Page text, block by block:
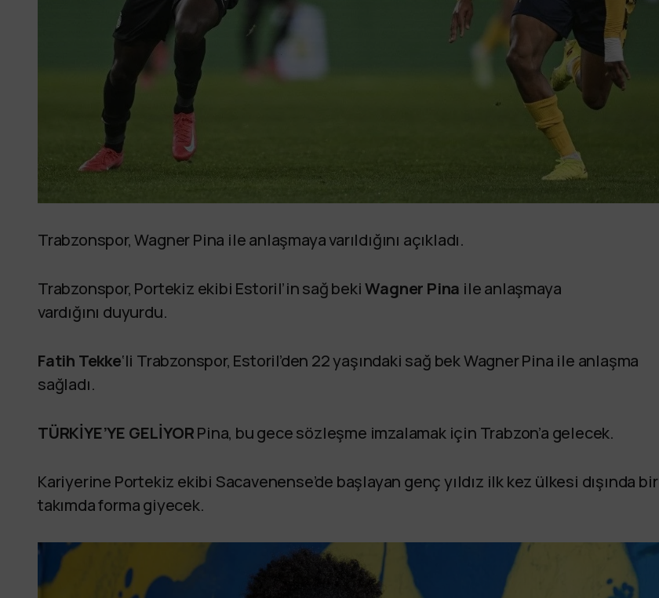
Trabzonspor, Wagner Pina ile anlaşmaya varıldığını açıkladı.
Trabzonspor, Portekiz ekibi Estoril’in sağ bekiWagner Pina ile anlaşmaya
vardığını duyurdu.
Fatih Tekke‘li Trabzonspor, Estoril’den 22 yaşındaki sağ bek Wagner Pina ile anlaşma
sağladı.
TÜRKİYE’YE GELİYORPina, bu gece sözleşme imzalamak için Trabzon’a gelecek.
Kariyerine Portekiz ekibi Sacavenense’de başlayan genç yıldız ilk kez ülkesi dışında bir
takımda forma giyecek.